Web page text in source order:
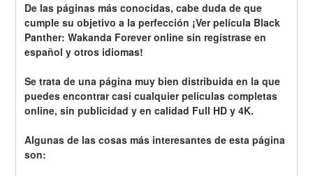
De las páginas más conocidas, cabe duda de que
cumple su objetivo a la perfección ¡Ver película Black
Panther: Wakanda Forever online sin registrase en
español y otros idiomas!
Se trata de una página muy bien distribuida en la que
puedes encontrar casi cualquier películas completas
online, sin publicidad y en calidad Full HD y 4K.
Algunas de las cosas más interesantes de esta página
son: